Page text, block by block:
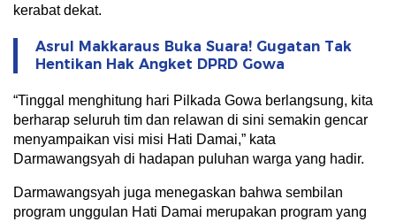
kerabat dekat.
Asrul Makkaraus Buka Suara! Gugatan Tak
Hentikan Hak Angket DPRD Gowa
“Tinggal menghitung hari Pilkada Gowa berlangsung, kita
berharap seluruh tim dan relawan di sini semakin gencar
menyampaikan visi misi Hati Damai,” kata
Darmawangsyah di hadapan puluhan warga yang hadir.
Darmawangsyah juga menegaskan bahwa sembilan
program unggulan Hati Damai merupakan program yang